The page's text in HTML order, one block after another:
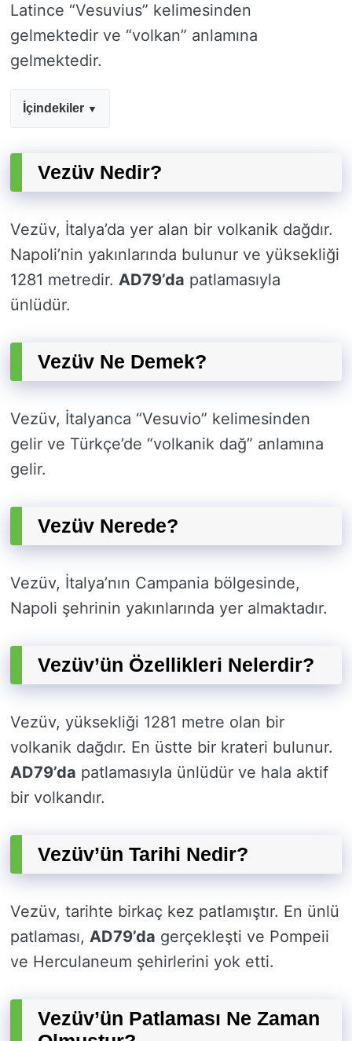
Latince “Vesuvius” kelimesinden
gelmektedir ve “volkan” anlamına
gelmektedir.
İçindekiler
Vezüv Nedir?
Vezüv, İtalya’da yer alan bir volkanik dağdır.
Napoli’nin yakınlarında bulunur ve yüksekliği
1281 metredir. AD79’da patlamasıyla
ünlüdür.
Vezüv Ne Demek?
Vezüv, İtalyanca “Vesuvio” kelimesinden
gelir ve Türkçe’de “volkanik dağ” anlamına
gelir.
Vezüv Nerede?
Vezüv, İtalya’nın Campania bölgesinde,
Napoli şehrinin yakınlarında yer almaktadır.
Vezüv’ün Özellikleri Nelerdir?
Vezüv, yüksekliği 1281 metre olan bir
volkanik dağdır. En üstte bir krateri bulunur.
AD79’da patlamasıyla ünlüdür ve hala aktif
bir volkandır.
Vezüv’ün Tarihi Nedir?
Vezüv, tarihte birkaç kez patlamıştır. En ünlü
patlaması, AD79’da gerçekleşti ve Pompeii
ve Herculaneum şehirlerini yok etti.
Vezüv’ün Patlaması Ne Zaman